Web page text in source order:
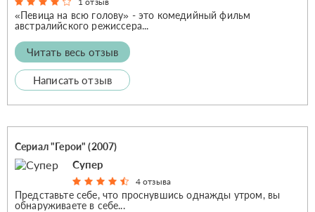
«Певица на всю голову» - это комедийный фильм
австралийского режиссера...
Читать весь отзыв
Написать отзыв
Сериал "Герои" (2007)
Супер
4 отзыва
Представьте себе, что проснувшись однажды утром, вы
обнаруживаете в себе...